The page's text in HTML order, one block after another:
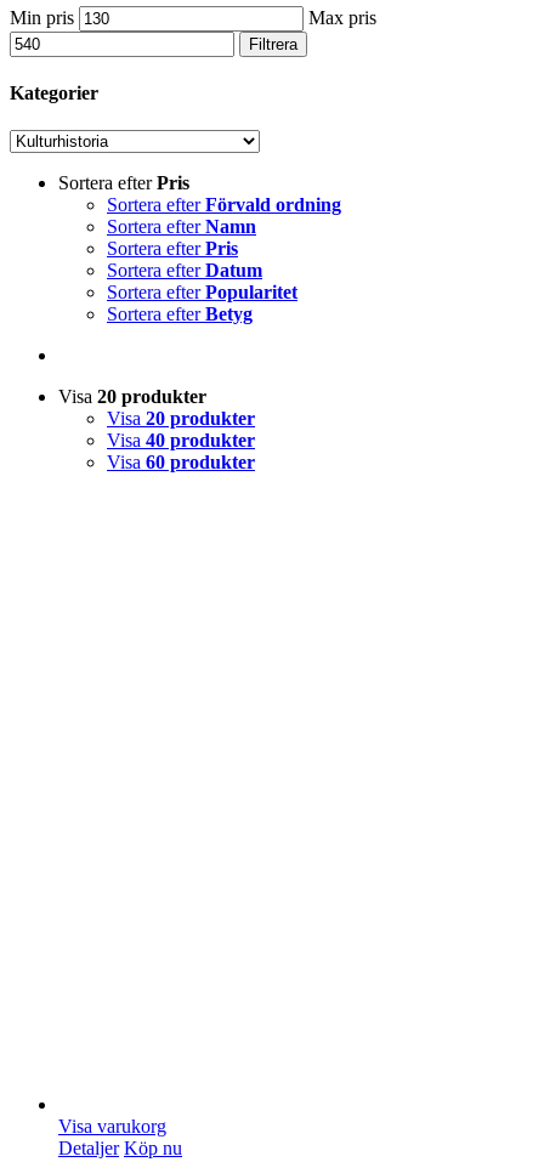
Min pris Max pris
Filtrera
Kategorier
Sortera efterPris
Sortera efterFörvald ordning
Sortera efterNamn
Sortera efterPris
Sortera efterDatum
Sortera efterPopularitet
Sortera efterBetyg
Visa 20 produkter
Visa 20 produkter
Visa 40 produkter
Visa 60 produkter
Visa varukorg
Detaljer Köp nu